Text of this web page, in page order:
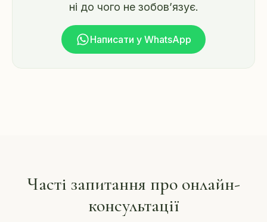
ні до чого не зобов’язує.
Написати у WhatsApp
Часті запитання про онлайн-
консультації